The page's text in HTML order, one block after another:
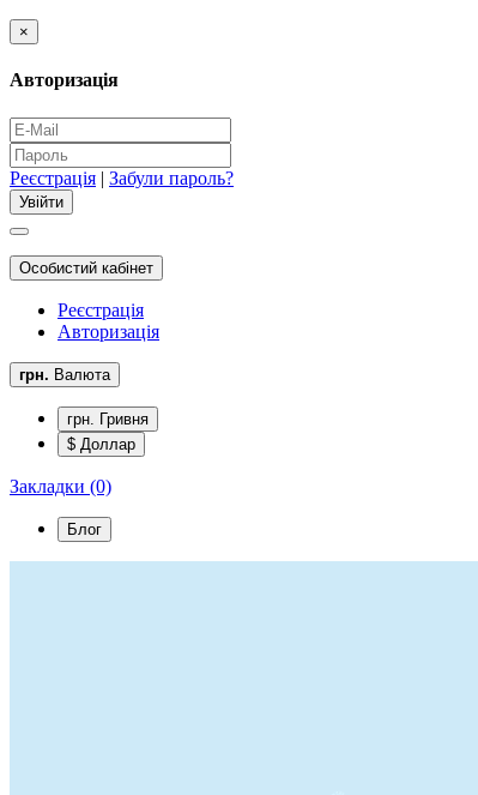
×
Авторизація
Реєстрація | Забули пароль?
Особистий кабінет
Реєстрація
Авторизація
грн. Валюта
грн. Гривня
$ Доллар
Закладки (0)
Блог